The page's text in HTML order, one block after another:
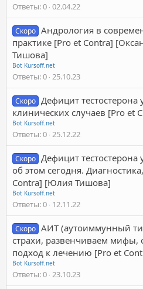
Ответы 0 02.04.22
Скоро Андрология в
практике [Pro et Contra]
Тишова]
Bot Kursoff.net
Ответы 0 25.10.23
Скоро Дефицит
клинических случаев [Pro
Bot Kursoff.net
Ответы 0 25.12.22
Скоро Дефицит
об этом сегодня.
Contra] [Юлия Тишова]
Bot Kursoff.net
Ответы 0 12.11.22
Скоро АИТ (аутоиммунный
страхи, развенчиваем мифы,
подход к лечению [Pro et
Bot Kursoff.net
Ответы 0 23.10.23